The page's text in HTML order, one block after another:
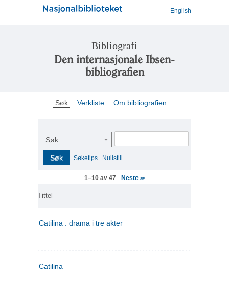
English
Bibliografi
Den internasjonale Ibsen-
bibliografien
Søk Verkliste Om bibliografien
Søk
Søk Søketips Nullstill
1–10 av 47 Neste>>
Tittel
Catilina : drama i tre akter
Catilina